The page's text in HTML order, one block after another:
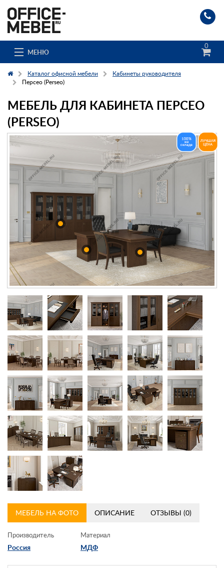
МЕНЮ
0
Каталог
О компании
Доставка и сборка
Гос. заказчикам
Клиенты
Заказ каталога
Контакты
Заказать обратный звонок
Каталог офисной мебели
Кабинеты руководителя
Персео (Perseo)
МЕБЕЛЬ ДЛЯ КАБИНЕТА ПЕРСЕО
(PERSEO)
МЕБЕЛЬ НА ФОТО ОПИСАНИЕ ОТЗЫВЫ (0)
Производитель
Россия
Материал
МДФ